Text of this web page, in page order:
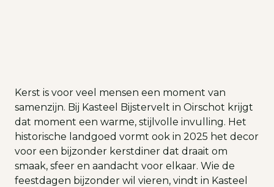
Kerst is voor veel mensen een moment van
samenzijn. Bij Kasteel Bijstervelt in Oirschot krijgt
dat moment een warme, stijlvolle invulling. Het
historische landgoed vormt ook in 2025 het decor
voor een bijzonder kerstdiner dat draait om
smaak, sfeer en aandacht voor elkaar. Wie de
feestdagen bijzonder wil vieren, vindt in Kasteel